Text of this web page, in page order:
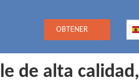
OBTENER
COTIZACIÓN
de alta calidad,